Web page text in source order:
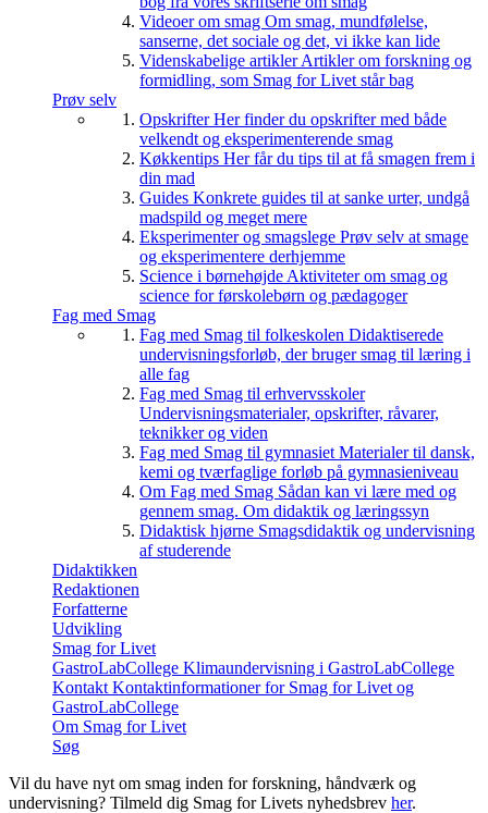
Videoer om smag Om smag, mundfølelse,
sanserne, det sociale og det, vi ikke kan lide
Videnskabelige artiklerArtikler om forskning og
formidling, som Smag for Livet står bag
Prøv selv
OpskrifterHer finder du opskrifter med både
velkendt og eksperimenterende smag
Køkkentips Her får du tips til at få smagen frem i
din mad
Guides Konkrete guides til at sanke urter, undgå
madspild og meget mere
Eksperimenter og smagslege Prøv selv at smage
og eksperimentere derhjemme
Science i børnehøjde Aktiviteter om smag og
science for førskolebørn og pædagoger
Fag med Smag
Fag med Smag til folkeskolen Didaktiserede
undervisningsforløb, der bruger smag til læring i
alle fag
Fag med Smag til erhvervsskoler
Undervisningsmaterialer, opskrifter, råvarer,
teknikker og viden
Fag med Smag til gymnasiet Materialer til dansk,
kemi og tværfaglige forløb på gymnasieniveau
Om Fag med Smag Sådan kan vi lære med og
gennem smag. Om didaktik og læringssyn
Didaktisk hjørne Smagsdidaktik og undervisning
af studerende
Didaktikken
Redaktionen
Forfatterne
Udvikling
Smag for Livet
GastroLabCollege Klimaundervisning i GastroLabCollege
Kontakt Kontaktinformationer for Smag for Livet og
GastroLabCollege
Om Smag for Livet
Søg
Vil du have nyt om smag inden for forskning, håndværk og
undervisning? Tilmeld dig Smag for Livets nyhedsbrev her.